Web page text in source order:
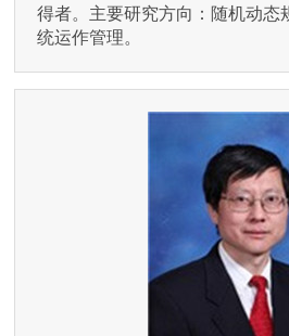
得者。主要研究方向：随机动态
统运作管理。